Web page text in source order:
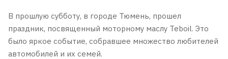
В прошлую субботу, в городе Тюмень, прошел
праздник, посвященный моторному маслу Teboil. Это
было яркое событие, собравшее множество любителей
автомобилей и их семей.